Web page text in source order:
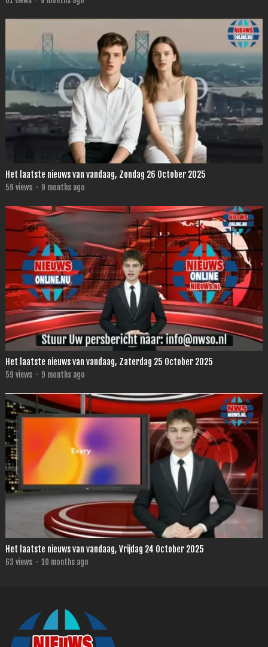
Het laatste nieuws van vandaag, Zondag 26 October 2025
59 views · 9 months ago
Het laatste nieuws van vandaag, Zaterdag 25 October 2025
59 views · 9 months ago
Het laatste nieuws van vandaag, Vrijdag 24 October 2025
63 views · 10 months ago